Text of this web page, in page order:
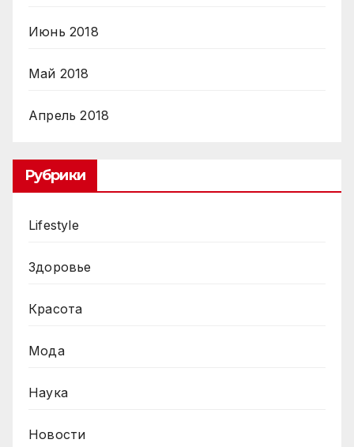
Июнь 2018
Май 2018
Апрель 2018
Рубрики
Lifestyle
Здоровье
Красота
Мода
Наука
Новости